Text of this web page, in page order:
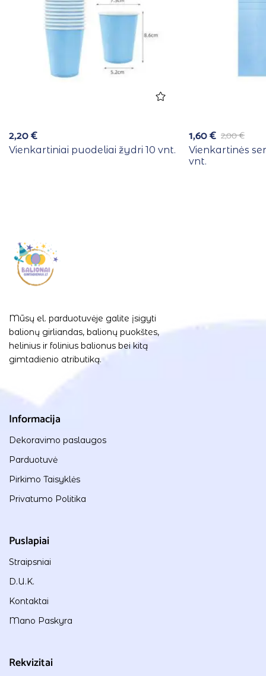
2,20€
Vienkartiniai puodeliai žydri 10 vnt.
2,00€
1,60€
Vienkartinės
vnt.
Mūsų el. parduotuvėje galite įsigyti
balionų girliandas, balionų puokštes,
helinius ir folinius balionus bei kitą
gimtadienio atributiką.
Informacija
Dekoravimo paslaugos
Parduotuvė
Pirkimo Taisyklės
Privatumo Politika
Puslapiai
Straipsniai
D.U.K.
Kontaktai
Mano Paskyra
Rekvizitai